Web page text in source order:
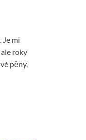
Je mi
roky
pěny,